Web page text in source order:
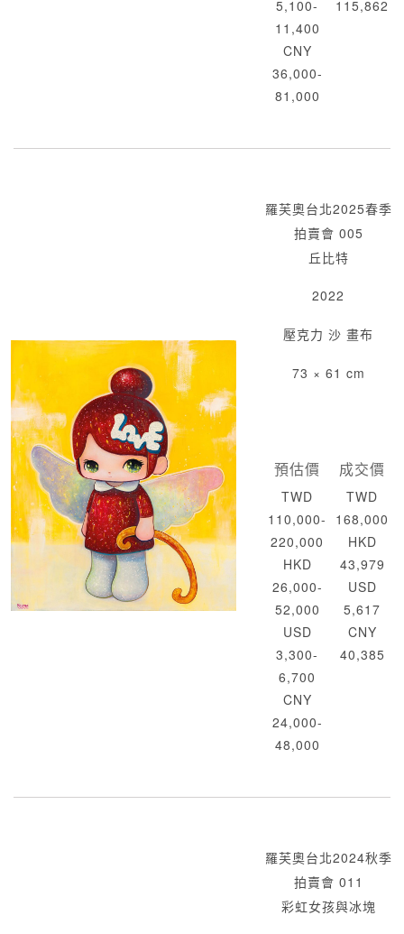
5,100-
11,400
CNY
36,000-
81,000
115,862
羅芙奧台北2025春季
拍賣會 005
丘比特
2022
壓克力 沙 畫布
73 × 61 cm
預估價
TWD
110,000-
220,000
HKD
26,000-
52,000
USD
3,300-
6,700
CNY
24,000-
48,000
成交價
TWD
168,000
HKD
43,979
USD
5,617
CNY
40,385
羅芙奧台北2024秋季
拍賣會 011
彩虹女孩與冰塊